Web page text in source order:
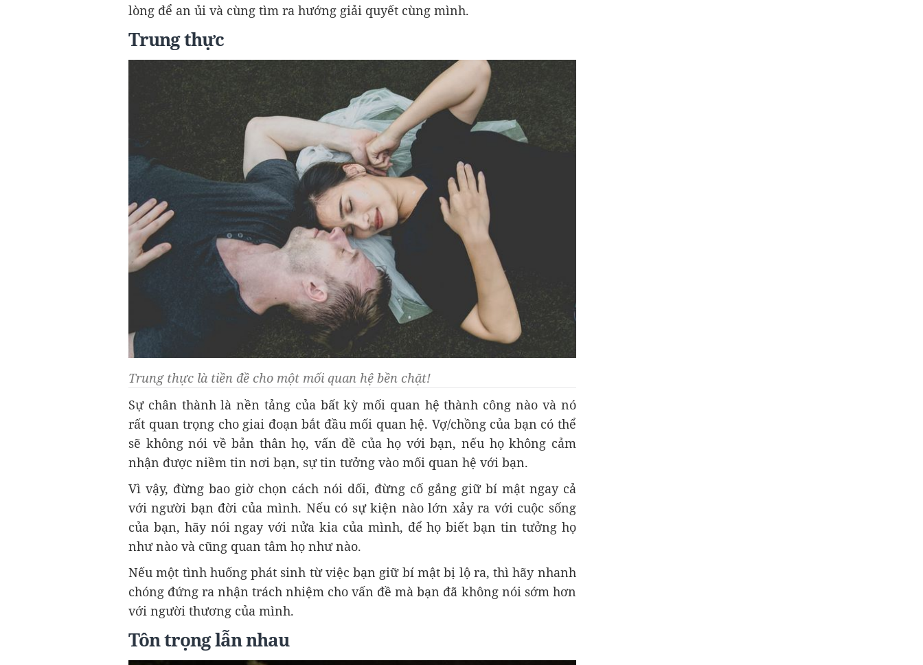
lòng để an ủi và cùng tìm ra hướng giải quyết cùng mình.
Trung thực
Trung thực là tiền đề cho một mối quan hệ bền chặt!
Sự chân thành là nền tảng của bất kỳ mối quan hệ thành công nào và nó
rất quan trọng cho giai đoạn bắt đầu mối quan hệ. Vợ/chồng của bạn có thể
sẽ không nói về bản thân họ, vấn đề của họ với bạn, nếu họ không cảm
nhận được niềm tin nơi bạn, sự tin tưởng vào mối quan hệ với bạn.
Vì vậy, đừng bao giờ chọn cách nói dối, đừng cố gắng giữ bí mật ngay cả
với người bạn đời của mình. Nếu có sự kiện nào lớn xảy ra với cuộc sống
của bạn, hãy nói ngay với nửa kia của mình, để họ biết bạn tin tưởng họ
như nào và cũng quan tâm họ như nào.
Nếu một tình huống phát sinh từ việc bạn giữ bí mật bị lộ ra, thì hãy nhanh
chóng đứng ra nhận trách nhiệm cho vấn đề mà bạn đã không nói sớm hơn
với người thương của mình.
Tôn trọng lẫn nhau